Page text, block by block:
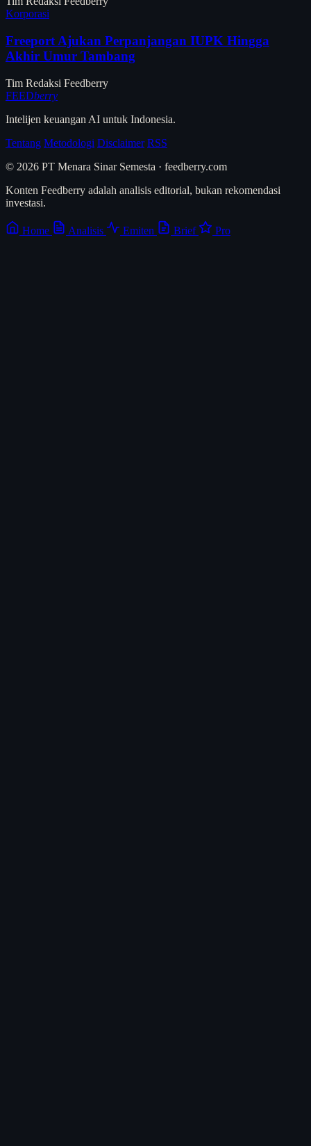
Korporasi
Freeport Ajukan Perpanjangan IUPK Hingga
Akhir Umur Tambang
Tim Redaksi Feedberry
FEEDberry
Intelijen keuangan AI untuk Indonesia.
Tentang Metodologi Disclaimer RSS
© 2026 PT Menara Sinar Semesta · feedberry.com
Konten Feedberry adalah analisis editorial, bukan rekomendasi
investasi.
Home Analisis Emiten Brief Pro